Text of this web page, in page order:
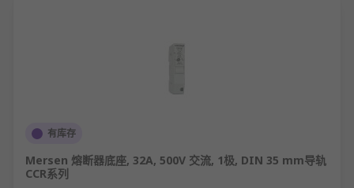
有库存
Mersen 熔断器底座, 32A, 500V 交流, 1极, DIN 35 mm导轨
CCR系列